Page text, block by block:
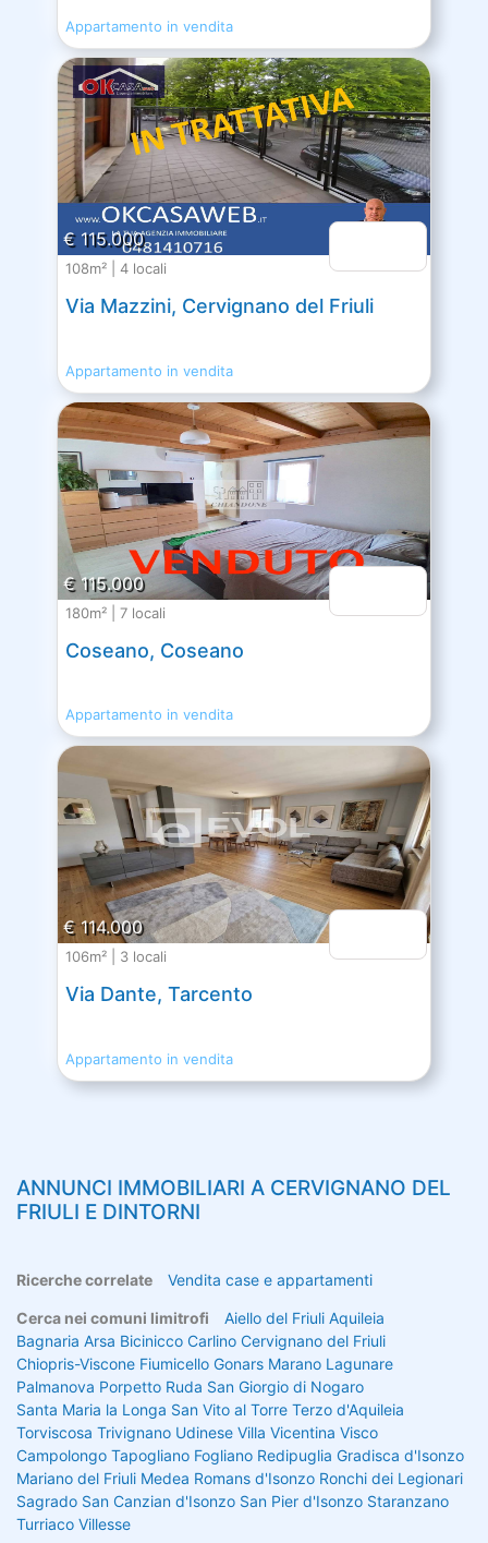
Appartamento in vendita
€ 115.000
108m² | 4 locali
Via Mazzini, Cervignano del Friuli
Appartamento in vendita
€ 115.000
180m² | 7 locali
Coseano, Coseano
Appartamento in vendita
€ 114.000
106m² | 3 locali
Via Dante, Tarcento
Appartamento in vendita
ANNUNCI IMMOBILIARI A CERVIGNANO DEL
FRIULI E DINTORNI
Ricerche correlate Vendita case e appartamenti
Cerca nei comuni limitrofi Aiello del Friuli Aquileia
Bagnaria Arsa Bicinicco Carlino Cervignano del Friuli
Chiopris-Viscone Fiumicello Gonars Marano Lagunare
Palmanova Porpetto Ruda San Giorgio di Nogaro
Santa Maria la Longa San Vito al Torre Terzo d'Aquileia
Torviscosa Trivignano Udinese Villa Vicentina Visco
Campolongo Tapogliano Fogliano Redipuglia Gradisca d'Isonzo
Mariano del Friuli Medea Romans d'Isonzo Ronchi dei Legionari
Sagrado San Canzian d'Isonzo San Pier d'Isonzo Staranzano
Turriaco Villesse